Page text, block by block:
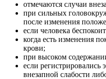
отмечаются случаи
при сильных
после изменения
если человека
когда есть изменения
крови;
при высоком
если
внезапной слабости